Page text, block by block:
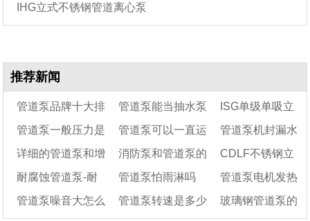
IHG立式不锈钢管道离心泵
推荐新闻
管道泵品牌十大排 管道泵能当抽水泵
用吗
ISG单级单吸立
式管道离心泵不上
水的原因
管道泵一般压力是
多少
管道泵可以一直运
行吗
管道泵机封漏水
的原因
详细的管道泵和增
压泵的区别说明
消防泵和管道泵的
区别
CDLF不锈钢立
式多级管道泵型号
参数及结构图
耐腐蚀管道泵-耐
腐管道离心泵
管道泵怕雨淋吗 管道泵电机发热
正常吗
管道泵噪音大怎么 管道泵转速是多少 玻璃钢管道泵的